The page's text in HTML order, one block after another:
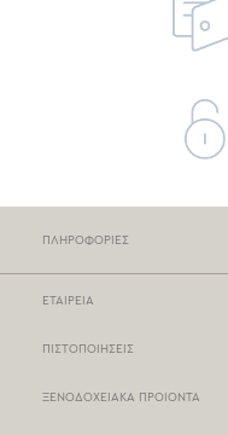
ΠΛΗΡΟΦΟΡΙΕΣ
ΕΤΑΙΡΕΙΑ
ΠΙΣΤΟΠΟΙΗΣΕΙΣ
ΞΕΝΟΔΟΧΕΙΑΚΑ ΠΡΟΙΟΝΤΑ